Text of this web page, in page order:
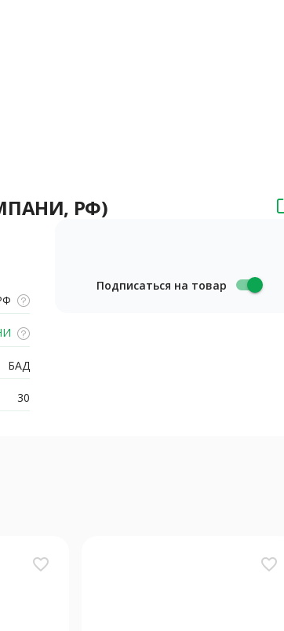
РФ)
БАД
30
Подписаться на товар
favorite_border favorite_border